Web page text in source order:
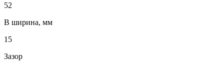
52
B ширина, мм
15
Зазор